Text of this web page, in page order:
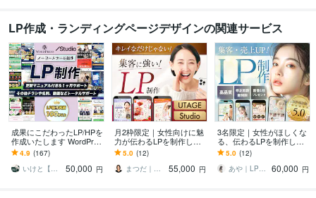
LP作成・ランディングページデザインの関連サービス
成果にこだわったLP/HPを
作成いたします WordPres
s/Studio 広告・集客・採用
LPに対応
4.9 (167)
いけと【デザインスタジオ LOCAL】
50,000 円
月2枠限定｜女性向けに魅
力が伝わるLPを制作しま
す 原稿サポート×デザイン
×UTAGE／STUDIO実装ま
で対応
5.0 (12)
まつだ｜セールスLP専門デザイナー
55,000 円
3名限定｜女性がほしくな
る、伝わるLPを制作しま
す 修正無制限、低価格、
高品質！WEB画像1枚プレ
ゼント中⭐︎
5.0 (12)
あや｜LPデザイナー
60,000 円